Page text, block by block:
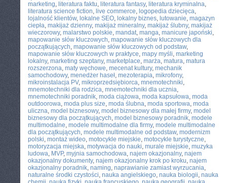
marketing, literatura faktu, literatura fantasy, literatura kryminalna,
literatura science fiction, live commerce, logopedia dziecięca,
lojalność klientów, lokalne SEO, lokalny biznes, lutowanie, magazyn
ciepła, makijaż dzienny, makijaż mineralny, makijaż ślubny, makijaż
wieczorowy, malarstwo polskie, mandat, manga, manicure japoński,
mapowanie słów kluczowych, mapowanie słów kluczowych dla
początkujących, mapowanie słów kluczowych od podstaw,
mapowanie słów kluczowych w praktyce, mapy myśli, marketing
lokalny, marketing szeptany, marketplace, marża, matura, matura
rozszerzona, maty węchowe, mecenat kultury, mechanik
samochodowy, menedżer haseł, mezoterapia, mikrofony,
mikroinstalacja PV, mikroprzedsiębiorca, mnemotechniki,
mnemotechniki dla rodzica, mnemotechniki dla ucznia,
mnemotechniki poradnik, moda ciążowa, moda kapsułowa, moda
outdoorowa, moda plus size, moda ślubna, moda sportowa, moda
uliczna, model biznesowy, model biznesowy dla małej firmy, model
biznesowy dla początkujących, model biznesowy poradnik, modele
multimodalne, modele multimodalne dla firmy, modele multimodalne
dla początkujących, modele multimodalne od podstaw, modernizm
polski, montaż wideo, motocykle miejskie, motocykle turystyczne,
motoryzacja miejska, motywacja do nauki, murale miejskie, muzyka
ludowa, MVP, myjnia samochodowa, najem okazjonalny, najem
okazjonalny dokumenty, najem okazjonalny krok po kroku, najem
okazjonalny poradnik, naming, naprawianie zamiast wyrzucania,
naturalne środki czystości, nauka angielskiego, nauka biologii, nauka